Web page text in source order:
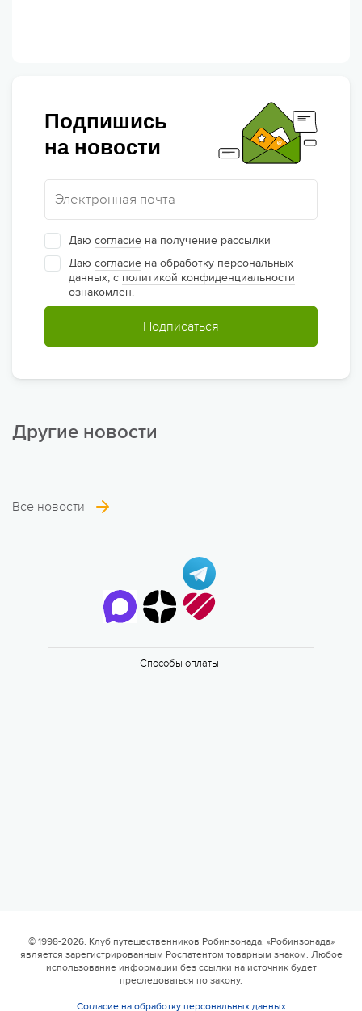
Подпишись
на новости
Даю согласие на получение рассылки
Даю согласие на обработку персональных
данных, с политикой конфиденциальности
ознакомлен.
Подписаться
Другие новости
Валдайская Робинзонада. Классик (домики)
17 августа 2026
Все новости
Способы оплаты
© 1998-2026. Клуб путешественников Робинзонада. «Робинзонада»
является зарегистрированным Роспатентом товарным знаком. Любое
использование информации без ссылки на источник будет
преследоваться по закону.
Согласие на обработку персональных данных